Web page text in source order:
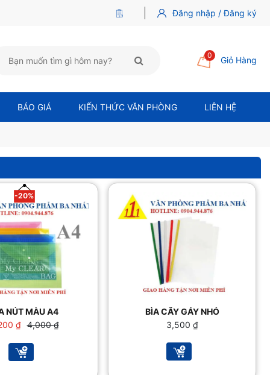
Đăng nhập / Đăng ký
0 Giỏ Hàng
BÁO GIÁ KIẾN THỨC VĂN PHÒNG LIÊN HỆ
-20%
NÚT MÀU A4
4,000₫
Giá
là:
4,000 ₫.
₫ Giá
tại
là:
BÌA CÂY GÁY NHỎ
3,500 ₫